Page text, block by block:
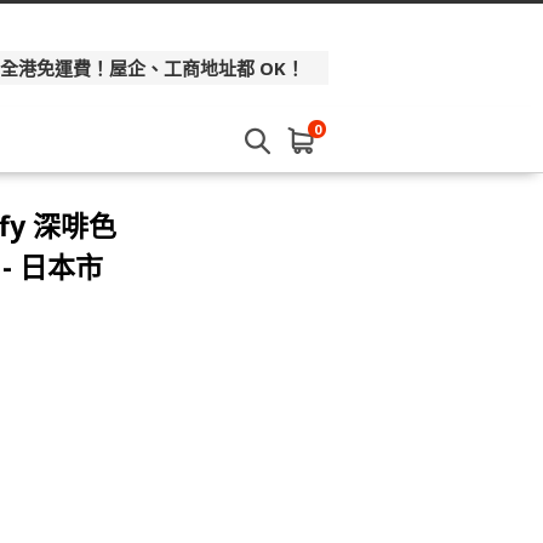
港免運費！屋企、工商地址都 OK！
0
深啡色
日本市